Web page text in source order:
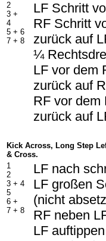
2
3 +
4
5 + 6
7 + 8
LF Schritt
RF Schritt
zurück auf
¼
LF vor dem
zurück auf
RF vor dem
zurück auf
Kick Across, Long Step
& Cross.
1
2
3 + 4
5
6 +
7 + 8
LF nach
LF großen
(nicht
RF neben
LF auftippen